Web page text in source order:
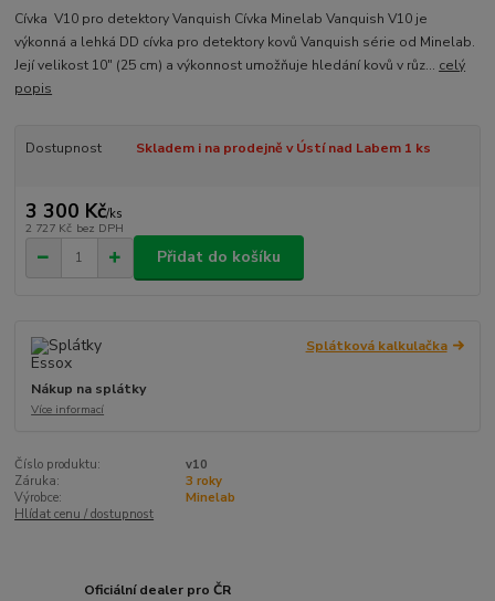
Cívka V10 pro detektory Vanquish Cívka Minelab Vanquish V10 je
výkonná a lehká DD cívka pro detektory kovů Vanquish série od Minelab.
Její velikost 10" (25 cm) a výkonnost umožňuje hledání kovů v růz... celý
popis
Dostupnost Skladem i na prodejně v Ústí nad Labem 1 ks
3 300 Kč/ks
2 727 Kč bez DPH
Přidat do košíku
Splátková kalkulačka
Nákup na splátky
Více informací
Číslo produktu:
v10
Záruka:
3 roky
Výrobce:
Minelab
Hlídat cenu / dostupnost
Oficiální dealer pro ČR